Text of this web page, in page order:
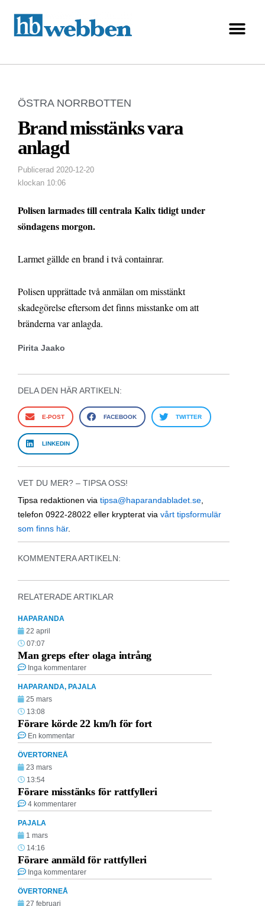
ÖSTRA NORRBOTTEN
Brand misstänks vara
anlagd
Publicerad 2020-12-20
klockan 10:06
Polisen larmades till centrala Kalix tidigt under
söndagens morgon.
Larmet gällde en brand i två containrar.
Polisen upprättade två anmälan om misstänkt
skadegörelse eftersom det finns misstanke om att
bränderna var anlagda.
Pirita Jaako
DELA DEN HÄR ARTIKELN:
E-POST FACEBOOK TWITTER
LINKEDIN
VET DU MER? – TIPSA OSS!
Tipsa redaktionen via tipsa@haparandabladet.se
telefon 0922-28022 eller krypterat via vårt tipsformulär
som finns här.
KOMMENTERA ARTIKELN:
RELATERADE ARTIKLAR
HAPARANDA
22 april
07:07
Man greps efter olaga intrång
Inga kommentarer
HAPARANDA, PAJALA
25 mars
13:08
Förare körde 22 km/h för fort
En kommentar
ÖVERTORNEÅ
23 mars
13:54
Förare misstänks för rattfylleri
4 kommentarer
PAJALA
1 mars
14:16
Förare anmäld för rattfylleri
Inga kommentarer
ÖVERTORNEÅ
27 februari